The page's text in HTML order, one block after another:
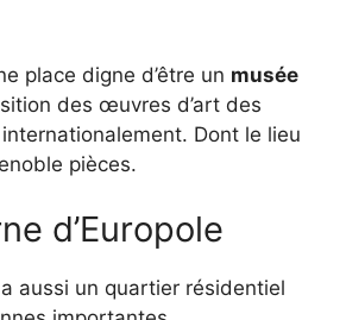
place digne d’être un musée
des œuvres d’art des
Dont le lieu
pièces.
d’Europole
aussi un quartier résidentiel